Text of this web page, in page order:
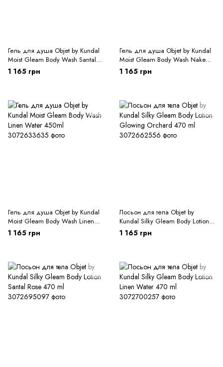
Гель для душа Objet by Kundal
Moist Gleam Body Wash Santal
Rose 450ml
1 165 грн
Гель для душа Objet by Kundal
Moist Gleam Body Wash Naked
Cream 450ml
1 165 грн
Гель для душа Objet by Kundal
Moist Gleam Body Wash Linen
Water 450ml
1 165 грн
Лосьон для тела Objet by
Kundal Silky Gleam Body Lotion
Glowing Orchard 470 ml
1 165 грн